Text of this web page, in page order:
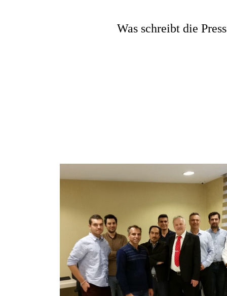
Was schreibt die